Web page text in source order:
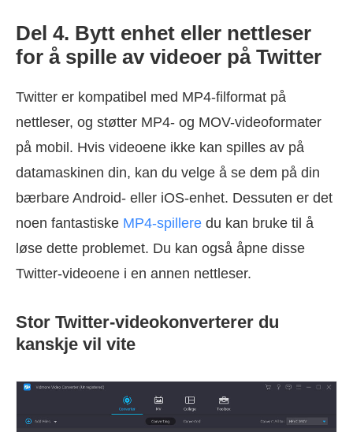
Del 4. Bytt enhet eller nettleser
for å spille av videoer på Twitter
Twitter er kompatibel med MP4-filformat på
nettleser, og støtter MP4- og MOV-videoformater
på mobil. Hvis videoene ikke kan spilles av på
datamaskinen din, kan du velge å se dem på din
bærbare Android- eller iOS-enhet. Dessuten er det
noen fantastiske MP4-spillere du kan bruke til å
løse dette problemet. Du kan også åpne disse
Twitter-videoene i en annen nettleser.
Stor Twitter-videokonverterer du
kanskje vil vite